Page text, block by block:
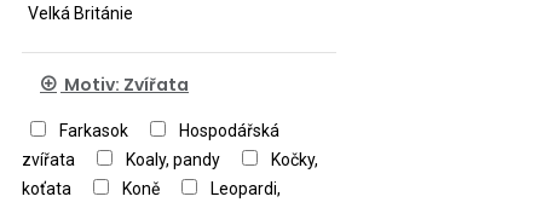
Velká Británie
Motiv: Zvířata
Farkasok
Hospodářská
zvířata
Koaly, pandy
Kočky,
koťata
Koně Leopardi,